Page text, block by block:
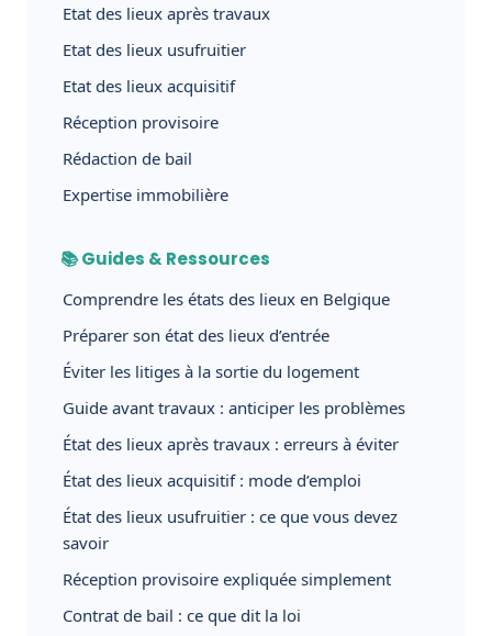
Etat des lieux après travaux
Etat des lieux usufruitier
Etat des lieux acquisitif
Réception provisoire
Rédaction de bail
Expertise immobilière
📚 Guides & Ressources
Comprendre les états des lieux en Belgique
Préparer son état des lieux d’entrée
Éviter les litiges à la sortie du logement
Guide avant travaux : anticiper les problèmes
État des lieux après travaux : erreurs à éviter
État des lieux acquisitif : mode d’emploi
État des lieux usufruitier : ce que vous devez
savoir
Réception provisoire expliquée simplement
Contrat de bail : ce que dit la loi